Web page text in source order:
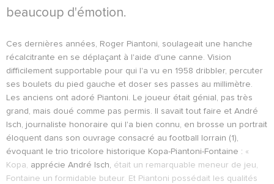
beaucoup d'émotion.
Ces dernières années, Roger Piantoni, soulageait une hanche
récalcitrante en se déplaçant à l'aide d'une canne. Vision
difficilement supportable pour qui l'a vu en 1958 dribbler, percuter
ses boulets du pied gauche et doser ses passes au millimètre.
Les anciens ont adoré Piantoni. Le joueur était génial, pas très
grand, mais doué comme pas permis. Il savait tout faire et André
Isch, journaliste honoraire qui l'a bien connu, en brosse un portrait
éloquent dans son ouvrage consacré au football lorrain (1),
évoquant le trio tricolore historique Kopa-Piantoni-Fontaine : «
Kopa, apprécie André Isch, était un remarquable meneur de jeu,
Fontaine un formidable buteur. Et Piantoni possédait les qualités